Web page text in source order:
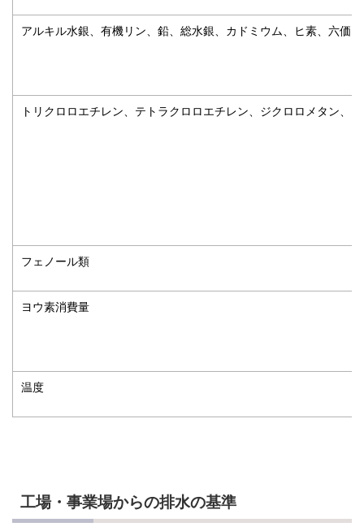
アルキル水銀、有機リン、鉛、総水銀、カドミウム、ヒ素、六価
トリクロロエチレン、テトラクロロエチレン、ジクロロメタン
フェノール類
ヨウ素消費量
温度
工場・事業場からの排水の基準